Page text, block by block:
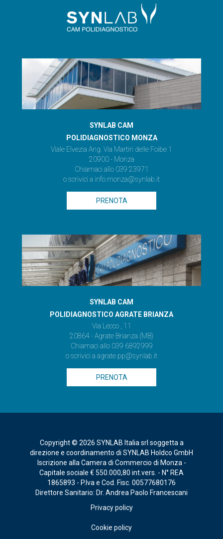
SYNLAB CAM
POLIDIAGNOSTICO MONZA
Viale Elvezia Ang. Via Martiri delle Foibe 1
20900 - Monza
Chiamaci allo 039 23971
o scrivici a info.monza@synlab.it
PRENOTA
SYNLAB CAM
POLIDIAGNOSTICO AGRATE BRIANZA
Via Lecco , 11
20864 - Agrate Brianza (MB)
Chiamaci allo 039 6892999
o scrivici a agrate.pp@synlab.it
PRENOTA
Copyright © 2026 SYNLAB Italia srl soggetta a
direzione e coordinamento di SYNLAB Holdco GmbH
Iscrizione alla Camera di Commercio di Monza -
Capitale sociale € 550.000,80 int.vers. - N° REA
1865893 - P.Iva e Cod. Fisc. 00577680176
Direttore Sanitario: Dr. Andrea Paolo Francescani
Privacy policy
Cookie policy